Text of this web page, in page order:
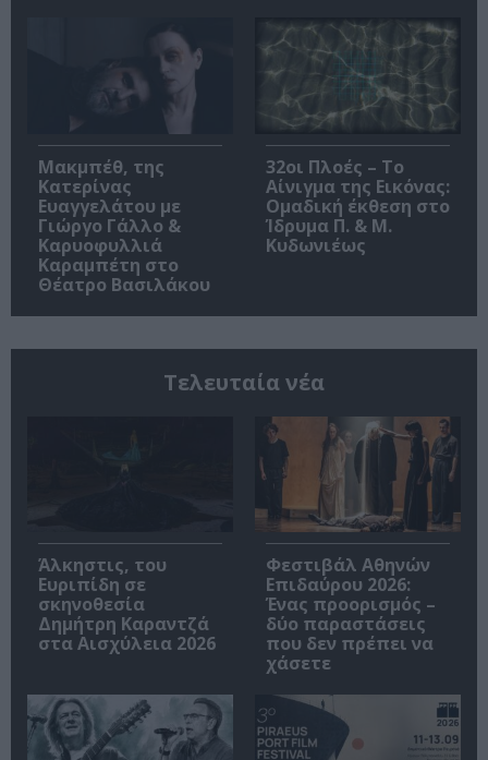
Μακμπέθ, της
Κατερίνας
Ευαγγελάτου με
Γιώργο Γάλλο &
Καρυοφυλλιά
Καραμπέτη στο
Θέατρο Βασιλάκου
32οι Πλοές – Το
Αίνιγμα της Εικόνας:
Ομαδική έκθεση στο
Ίδρυμα Π. & Μ.
Κυδωνιέως
Τελευταία νέα
Άλκηστις, του
Ευριπίδη σε
σκηνοθεσία
Δημήτρη Καραντζά
στα Αισχύλεια 2026
Φεστιβάλ Αθηνών
Επιδαύρου 2026:
Ένας προορισμός –
δύο παραστάσεις
που δεν πρέπει να
χάσετε